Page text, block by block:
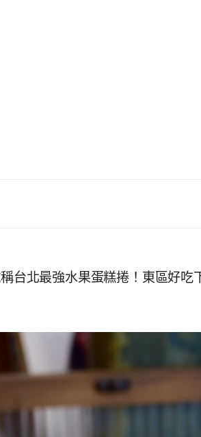
稱台北最強水果蛋糕捲！東區好吃